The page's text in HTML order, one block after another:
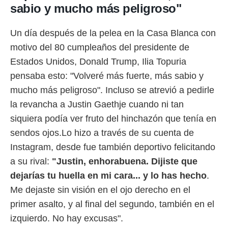
utilizar
crear un
contenido
medir el
de la
el
de
o a través
de
uso de
con el
sabio y mucho más peligroso"
Un día después de la pelea en la Casa Blanca con
motivo del 80 cumpleaños del presidente de
Estados Unidos, Donald Trump, Ilia Topuria
pensaba esto: "Volveré más fuerte, más sabio y
mucho más peligroso". Incluso se atrevió a pedirle
la revancha a Justin Gaethje cuando ni tan
siquiera podía ver fruto del hinchazón que tenía en
sendos ojos.Lo hizo a través de su cuenta de
Instagram, desde fue también deportivo felicitando
a su rival: "Justin, enhorabuena. Dijiste que
dejarías tu huella en mi cara... y lo has hecho.
Me dejaste sin visión en el ojo derecho en el
primer asalto, y al final del segundo, también en el
izquierdo. No hay excusas".